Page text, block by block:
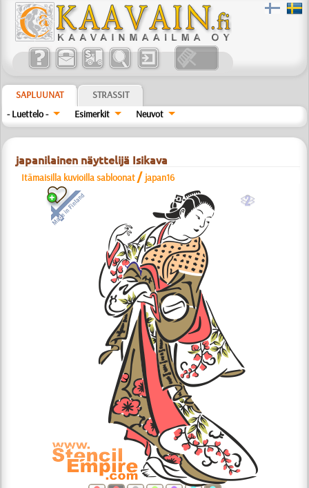
SAPLUUNAT
STRASSIT
- Luettelo -
Esimerkit Neuvot
japanilainen näyttelijä Isikava
Itämaisilla kuvioilla sabloonat / japan16
b